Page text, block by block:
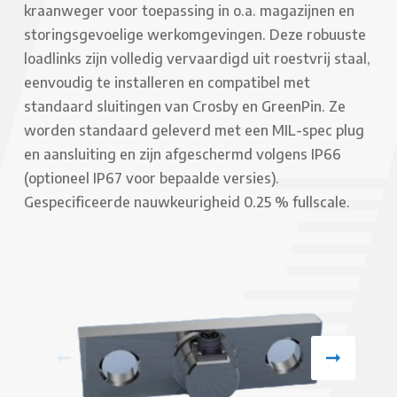
kraanweger voor toepassing in o.a. magazijnen en
storingsgevoelige werkomgevingen. Deze robuuste
loadlinks zijn volledig vervaardigd uit roestvrij staal,
eenvoudig te installeren en compatibel met
standaard sluitingen van Crosby en GreenPin. Ze
worden standaard geleverd met een MIL-spec plug
en aansluiting en zijn afgeschermd volgens IP66
(optioneel IP67 voor bepaalde versies).
Gespecificeerde nauwkeurigheid 0.25 % fullscale.